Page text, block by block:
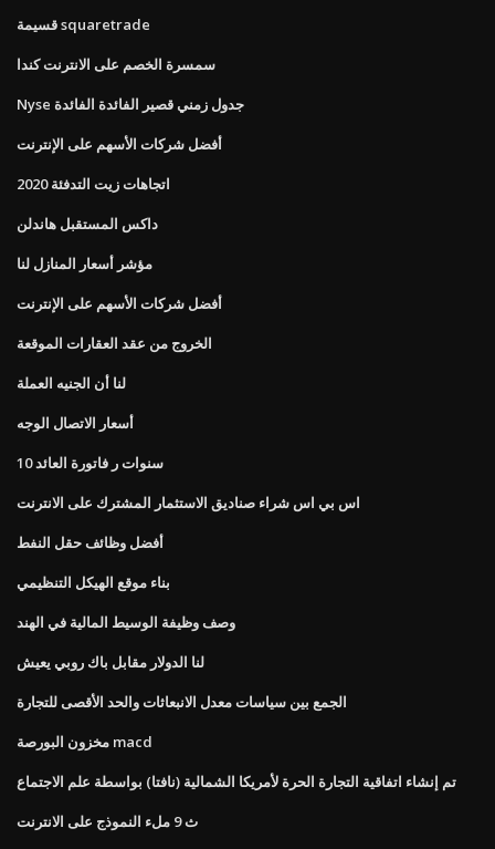
قسيمة squaretrade
سمسرة الخصم على الانترنت كندا
Nyse جدول زمني قصير الفائدة الفائدة
أفضل شركات الأسهم على الإنترنت
اتجاهات زيت التدفئة 2020
داكس المستقبل هاندلن
مؤشر أسعار المنازل لنا
أفضل شركات الأسهم على الإنترنت
الخروج من عقد العقارات الموقعة
لنا أن الجنيه العملة
أسعار الاتصال الوجه
10 سنوات ر فاتورة العائد
اس بي اس شراء صناديق الاستثمار المشترك على الانترنت
أفضل وظائف حقل النفط
بناء موقع الهيكل التنظيمي
وصف وظيفة الوسيط المالية في الهند
لنا الدولار مقابل باك روبي يعيش
الجمع بين سياسات معدل الانبعاثات والحد الأقصى للتجارة
مخزون البورصة macd
تم إنشاء اتفاقية التجارة الحرة لأمريكا الشمالية (نافتا) بواسطة علم الاجتماع
ث 9 ملء النموذج على الانترنت